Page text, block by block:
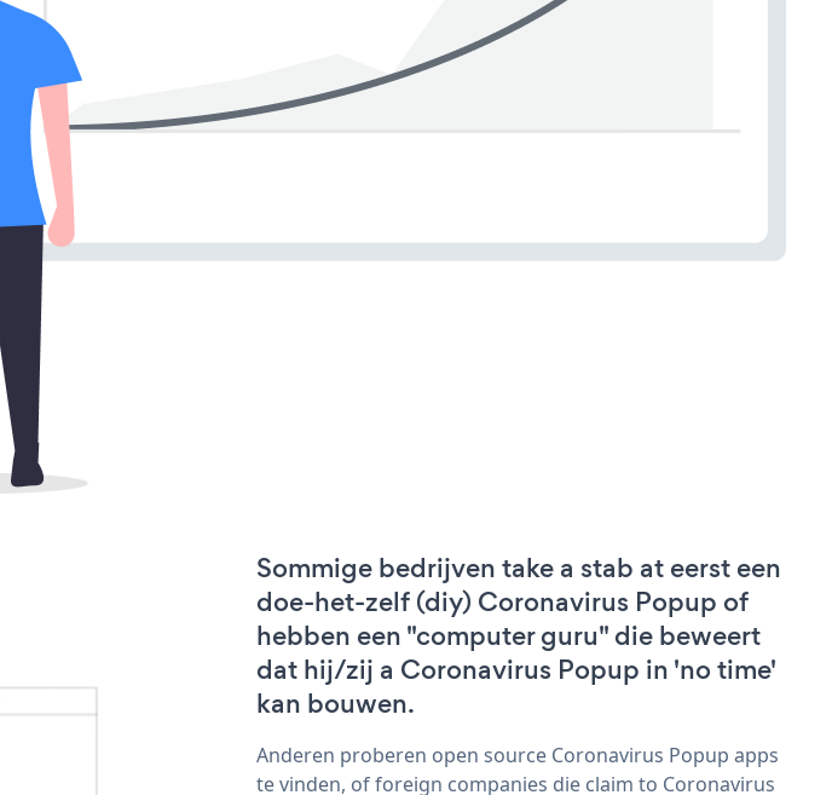
Sommige bedrijven take a stab at eerst een
doe-het-zelf (diy) Coronavirus Popup of
hebben een "computer guru" die beweert
dat hij/zij a Coronavirus Popup in 'no time'
kan bouwen.
Anderen proberen open source Coronavirus Popup apps
te vinden, of foreign companies die claim to Coronavirus